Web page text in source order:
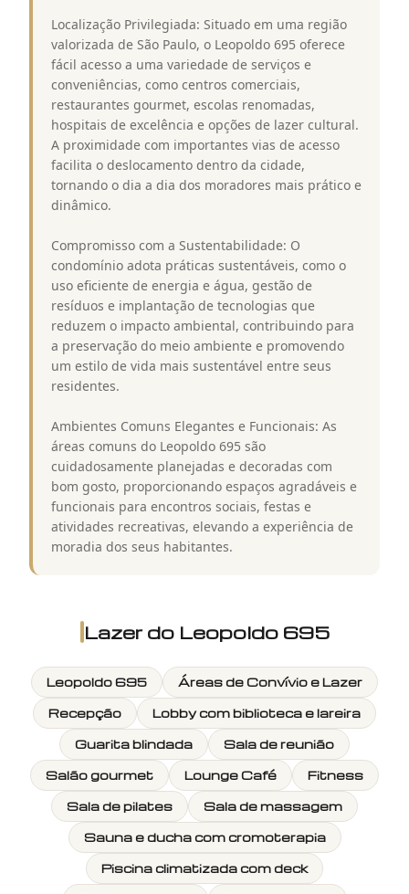
Localização Privilegiada: Situado em uma região
valorizada de São Paulo, o Leopoldo 695 oferece
fácil acesso a uma variedade de serviços e
conveniências, como centros comerciais,
restaurantes gourmet, escolas renomadas,
hospitais de excelência e opções de lazer cultural.
A proximidade com importantes vias de acesso
facilita o deslocamento dentro da cidade,
tornando o dia a dia dos moradores mais prático e
dinâmico.
Compromisso com a Sustentabilidade: O
condomínio adota práticas sustentáveis, como o
uso eficiente de energia e água, gestão de
resíduos e implantação de tecnologias que
reduzem o impacto ambiental, contribuindo para
a preservação do meio ambiente e promovendo
um estilo de vida mais sustentável entre seus
residentes.
Ambientes Comuns Elegantes e Funcionais: As
áreas comuns do Leopoldo 695 são
cuidadosamente planejadas e decoradas com
bom gosto, proporcionando espaços agradáveis e
funcionais para encontros sociais, festas e
atividades recreativas, elevando a experiência de
moradia dos seus habitantes.
Lazer do Leopoldo 695
Leopoldo 695
Áreas de Convívio e Lazer
Recepção
Lobby com biblioteca e lareira
Guarita blindada
Sala de reunião
Salão gourmet
Lounge Café
Fitness
Sala de pilates
Sala de massagem
Sauna e ducha com cromoterapia
Piscina climatizada com deck